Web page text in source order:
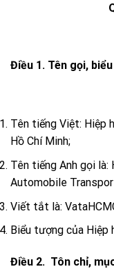
Điều 1. Tên gọi,
Tên tiếng Việt: Hiệp
Hồ Chí Minh;
Tên tiếng Anh gọi
Automobile
Viết tắt là:
Biểu tượng của Hiệp
Điều 2. Tôn chỉ,